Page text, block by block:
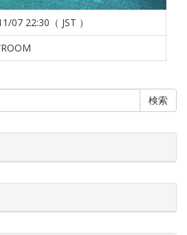
07 22:30（ JST ）
検索